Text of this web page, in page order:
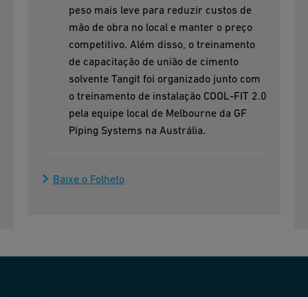
peso mais leve para reduzir custos de
mão de obra no local e manter o preço
competitivo. Além disso, o treinamento
de capacitação de união de cimento
solvente Tangit foi organizado junto com
o treinamento de instalação COOL-FIT 2.0
pela equipe local de Melbourne da GF
Piping Systems na Austrália.
Baixe o Folheto